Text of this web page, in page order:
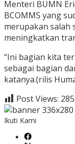
Menteri BUMN
BCOMMS yang
merupakan salah
meningkatkan
“Ini bagian kita
sebagai bagian
katanya.(rilis
Post Views: 285
Ikuti Kami